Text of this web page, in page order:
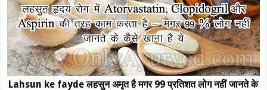
Lahsun ke fayde लहसुन अमृत है मगर 99 प्रतिशत लोग नहीं जानते के